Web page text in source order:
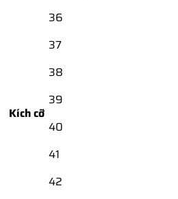
Kích cỡ
36
37
38
39
40
41
42